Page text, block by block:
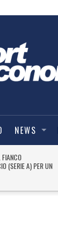
NEWS
(SERIE A) PER UN